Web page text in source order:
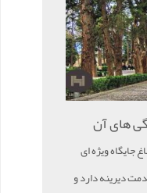
های آن
جایگاه ویژه ای
دیرینه دارد و